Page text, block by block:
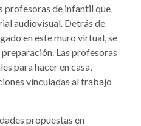
profesoras de infantil que
audiovisual. Detrás de
en este muro virtual, se
Las profesoras
para hacer en casa,
vinculadas al trabajo
propuestas en